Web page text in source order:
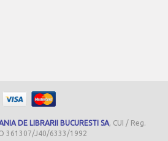
DE LIBRARII BUCURESTI SA, CUI / Reg.
361307/J40/6333/1992